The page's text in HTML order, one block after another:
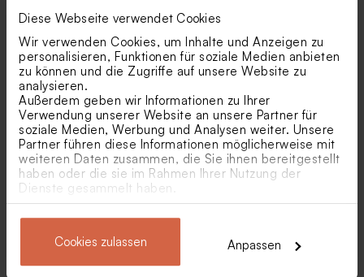
Diese Webseite verwendet Cookies
Wir verwenden Cookies, um Inhalte und Anzeigen zu
personalisieren, Funktionen für soziale Medien anbieten
zu können und die Zugriffe auf unsere Website zu
analysieren.
Außerdem geben wir Informationen zu Ihrer
Verwendung unserer Website an unsere Partner für
soziale Medien, Werbung und Analysen weiter. Unsere
Partner führen diese Informationen möglicherweise mit
weiteren Daten zusammen, die Sie ihnen bereitgestellt
haben oder die sie im Rahmen Ihrer Nutzung der
Dienste gesammelt haben.
Cookies zulassen Anpassen
Aufkleber für Seifenblasen
mit personalisiertem Initial
und Goldfolie
Aufkleber für Seifenblasen
mit Foto 'Gänseblümchen' |